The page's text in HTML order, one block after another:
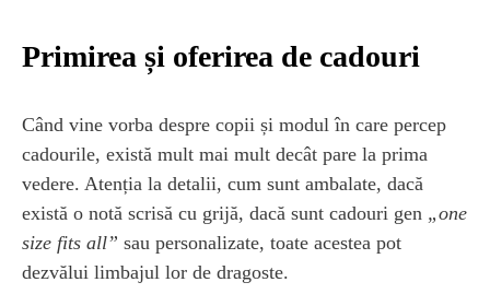
Primirea și oferirea de cadouri
Când vine vorba despre copii și modul în care percep
cadourile, există mult mai mult decât pare la prima
vedere. Atenția la detalii, cum sunt ambalate, dacă
există o notă scrisă cu grijă, dacă sunt cadouri gen „one
size fits all” sau personalizate, toate acestea pot
dezvălui limbajul lor de dragoste.